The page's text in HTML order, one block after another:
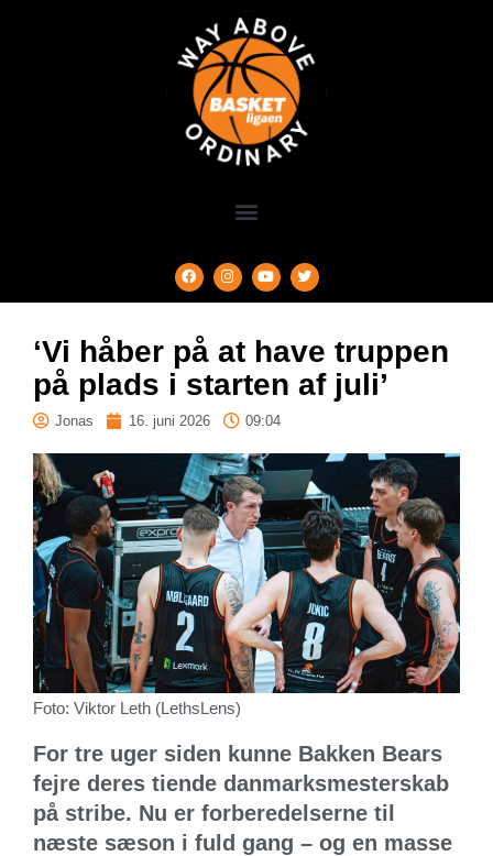
‘Vi håber på at have truppen
på plads i starten af juli’
Jonas 16. juni 2026 09:04
Foto: Viktor Leth (LethsLens)
For tre uger siden kunne Bakken Bears
fejre deres tiende danmarksmesterskab
på stribe. Nu er forberedelserne til
næste sæson i fuld gang – og en masse